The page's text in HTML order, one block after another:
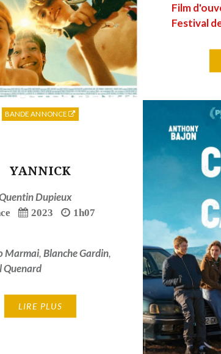
Film
Festival
YANNICK
Dupieux
2023
1h07
Marmai,Blanche Gardin,
Quenard
LIRE PLUS
BANDE ANNONCE